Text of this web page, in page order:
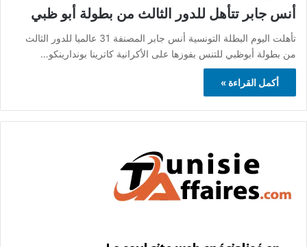
أنس جابر تتأهل للدور الثالث من بطولة أبو ظبي
تأهلت اليوم البطلة التونسية أنس جابر المصنفة 31 عالميا للدور الثالث
من بطولة أبوظبي للتنس بفوزها على الأكرانية كاترينا بوندارينكو…
أكمل القراءة »